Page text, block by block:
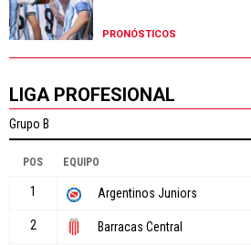
PRONÓSTICOS
LIGA PROFESIONAL